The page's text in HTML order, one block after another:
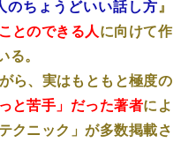
のちょうどいい話し方』
とのできる人に向けて作
。
ら、実はもともと極度の
と苦手」だった著者によ
クニック」が多数掲載さ